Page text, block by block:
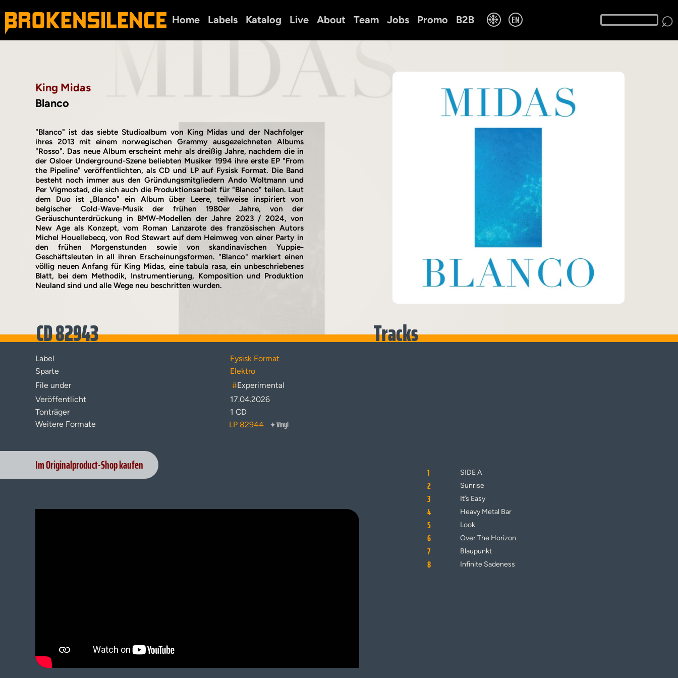
Home Labels Katalog Live About Team Jobs Promo B2B ❉ EN ⌕
King Midas
Blanco
"Blanco" ist das siebte Studioalbum von King Midas und der Nachfolger
ihres 2013 mit einem norwegischen Grammy ausgezeichneten Albums
"Rosso". Das neue Album erscheint mehr als dreißig Jahre, nachdem die in
der Osloer Underground-Szene beliebten Musiker 1994 ihre erste EP "From
the Pipeline" veröffentlichten, als CD und LP auf Fysisk Format. Die Band
besteht noch immer aus den Gründungsmitgliedern Ando Woltmann und
Per Vigmostad, die sich auch die Produktionsarbeit für "Blanco" teilen. Laut
dem Duo ist „Blanco" ein Album über Leere, teilweise inspiriert von
belgischer Cold-Wave-Musik der frühen 1980er Jahre, von der
Geräuschunterdrückung in BMW-Modellen der Jahre 2023 / 2024, von
New Age als Konzept, vom Roman Lanzarote des französischen Autors
Michel Houellebecq, von Rod Stewart auf dem Heimweg von einer Party in
den frühen Morgenstunden sowie von skandinavischen Yuppie-
Geschäftsleuten in all ihren Erscheinungsformen. "Blanco" markiert einen
völlig neuen Anfang für King Midas, eine tabula rasa, ein unbeschriebenes
Blatt, bei dem Methodik, Instrumentierung, Komposition und Produktion
Neuland sind und alle Wege neu beschritten wurden.
CD 82943 Tracks
Label
Fysisk Format
Sparte
Elektro
File under
#Experimental
Veröffentlicht
17.04.2026
Tonträger
1 CD
Weitere Formate
LP 82944 ✦Vinyl
Im Originalproduct-Shop kaufen 1 SIDE A
2 Sunrise
3 It’s Easy
4 Heavy Metal Bar
5 Look
6 Over The Horizon
7 Blaupunkt
8 Infinite Sadeness